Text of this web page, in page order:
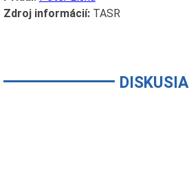
Zdroj informácií:TASR
DISKUSIA